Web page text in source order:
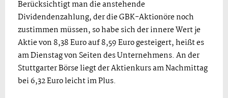
Berücksichtigt man die anstehende
Dividendenzahlung, der die GBK-Aktionöre noch
zustimmen müssen, so habe sich der innere Wert je
Aktie von 8,38 Euro auf 8,59 Euro gesteigert, heißt es
am Dienstag von Seiten des Unternehmens. An der
Stuttgarter Börse liegt der Aktienkurs am Nachmittag
bei 6,32 Euro leicht im Plus.